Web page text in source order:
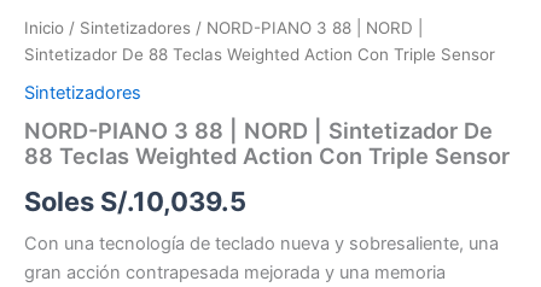
Inicio / Sintetizadores / NORD-PIANO 3 88 | NORD |
Sintetizador De 88 Teclas Weighted Action Con Triple Sensor
Sintetizadores
NORD-PIANO 3 88 | NORD | Sintetizador De
88 Teclas Weighted Action Con Triple Sensor
Soles S/.10,039.5
Con una tecnología de teclado nueva y sobresaliente, una
gran acción contrapesada mejorada y una memoria
Triple
Sensor
cantidad